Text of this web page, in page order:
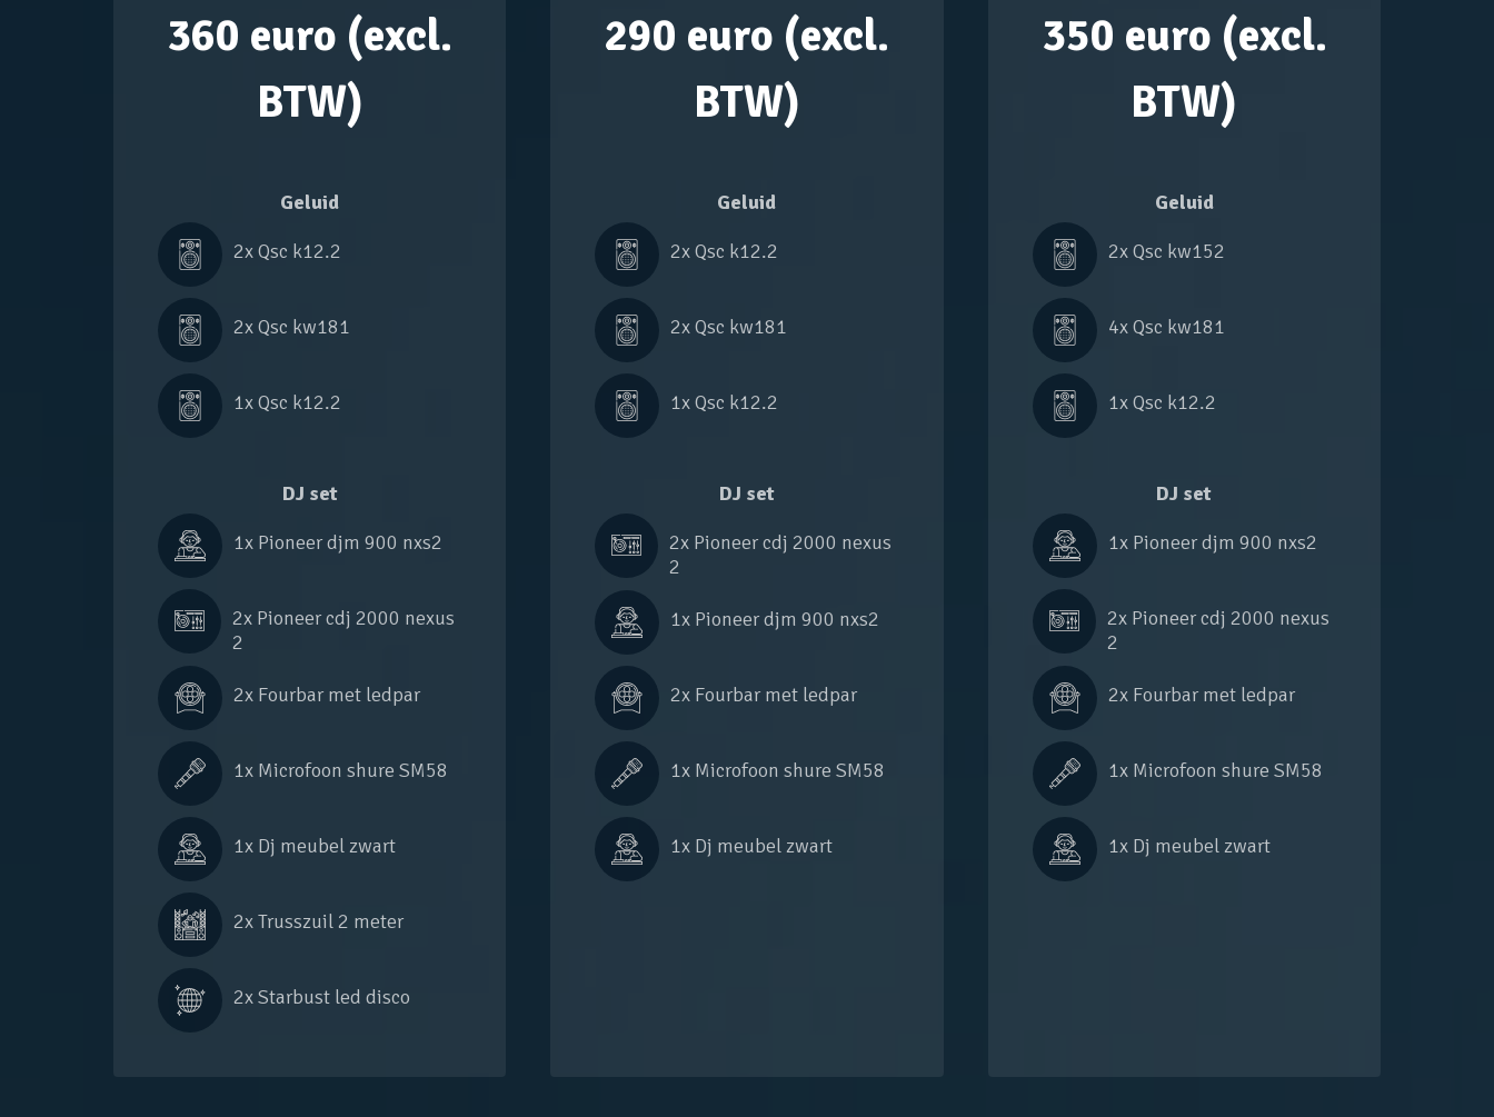
360 euro (excl.
BTW)
Geluid
2x Qsc k12.2
2x Qsc kw181
1x Qsc k12.2
DJ set
1x Pioneer djm 900 nxs2
2x Pioneer cdj 2000 nexus
2
2x Fourbar met ledpar
1x Microfoon shure SM58
1x Dj meubel zwart
2x Trusszuil 2 meter
2x Starbust led disco
290 euro (excl.
BTW)
Geluid
2x Qsc k12.2
2x Qsc kw181
1x Qsc k12.2
DJ set
2x Pioneer cdj 2000 nexus
2
1x Pioneer djm 900 nxs2
2x Fourbar met ledpar
1x Microfoon shure SM58
1x Dj meubel zwart
350 euro (excl.
BTW)
Geluid
2x Qsc kw152
4x Qsc kw181
1x Qsc k12.2
DJ set
1x Pioneer djm 900 nxs2
2x Pioneer cdj 2000 nexus
2
2x Fourbar met ledpar
1x Microfoon shure SM58
1x Dj meubel zwart